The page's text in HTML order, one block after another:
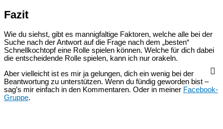
Fazit
Wie du siehst, gibt es mannigfaltige Faktoren, welche alle bei der
Suche nach der Antwort auf die Frage nach dem „besten“
Schnellkochtopf eine Rolle spielen können. Welche für dich dabei
die entscheidende Rolle spielen, kann ich nur orakeln.
Aber vielleicht ist es mir ja gelungen, dich ein wenig bei der
Beantwortung zu unterstützen. Wenn du fündig geworden bist –
sag’s mir einfach in den Kommentaren. Oder in meiner Facebook-
Gruppe.